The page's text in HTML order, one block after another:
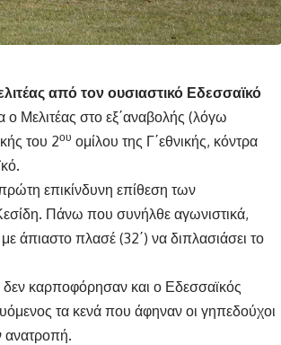
από τον ουσιαστικό Εδεσσαϊκό
Μελιτέας στο εξ΄αναβολής (λόγω
του 2ου ομίλου της Γ΄εθνικής, κόντρα
επικίνδυνη επίθεση των
Πάνω που συνήλθε αγωνιστικά,
άπιαστο πλασέ (32΄) να διπλασιάσει το
δεν καρποφόρησαν και ο Εδεσσαϊκός
τα κενά που άφηναν οι γηπεδούχοι
ανατροπή.